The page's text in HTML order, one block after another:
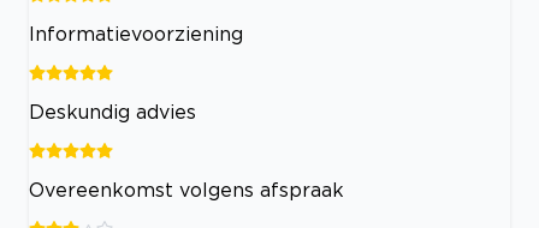
Informatievoorziening
Deskundig advies
Overeenkomst volgens afspraak